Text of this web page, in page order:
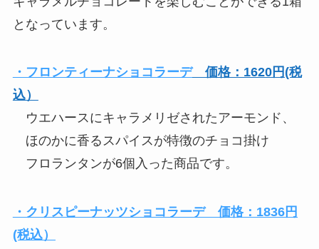
となっています。
・フロンティーナショコラーデ価格：1620円(税
込）
ウエハースにキャラメリゼされたアーモンド、
ほのかに香るスパイスが特徴のチョコ掛け
フロランタンが6個入った商品です。
・クリスピーナッツショコラーデ 価格：1836円
(税込）